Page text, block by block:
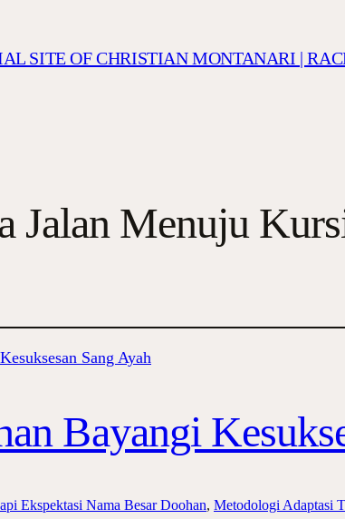
SITE OF CHRISTIAN MONTANARI |
Jalan Menuju
Bayangi
Ekspektasi Nama Besar Doohan, Metodologi Adaptasi